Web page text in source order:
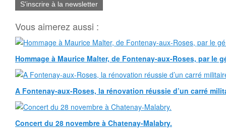
S'inscrire à la newsletter
Vous aimerez aussi :
Hommage à Maurice Malter, de Fontenay-aux-Roses, par le
A Fontenay-aux-Roses, la rénovation réussie d’un carré
Concert du 28 novembre à Chatenay-Malabry.